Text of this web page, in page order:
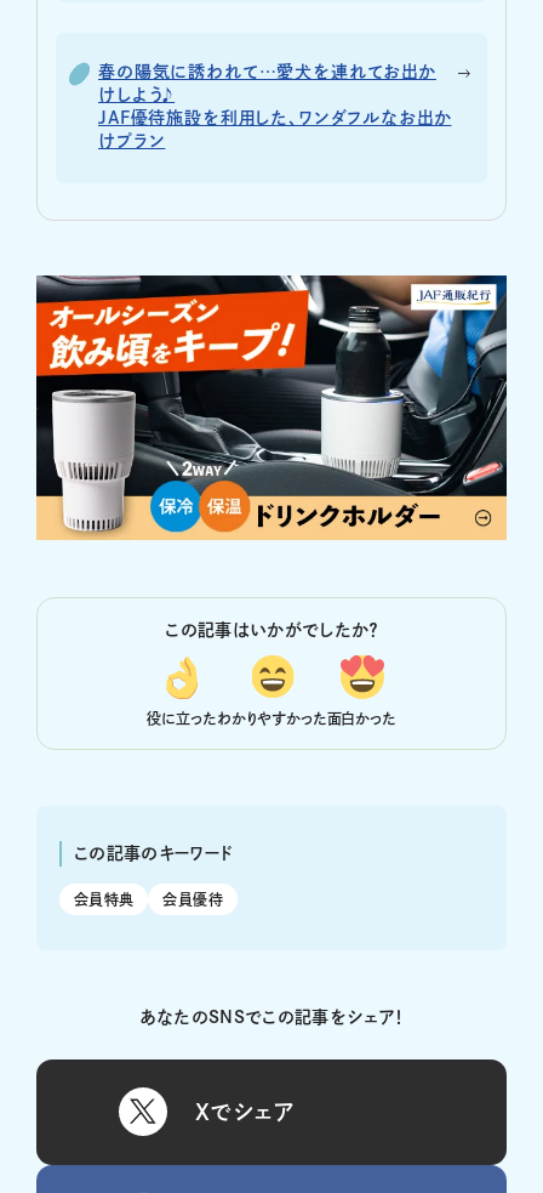
春の陽気に誘われて…愛犬を連れてお出か
けしよう♪
JAF優待施設を利用した、ワンダフルなお出か
けプラン
この記事はいかがでしたか？
役に立ったわかりやすかった面白かった
この記事のキーワード
会員特典 会員優待
あなたのSNSでこの記事をシェア！
Xでシェア